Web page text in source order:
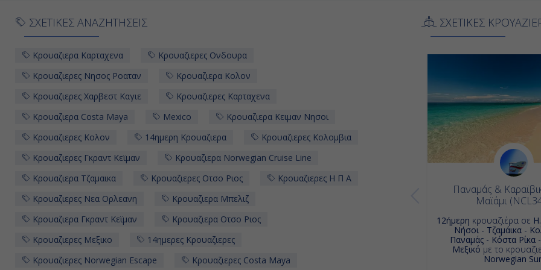
ΣΧΕΤΙΚΕΣ ΑΝΑΖΗΤΗΣΕΙΣ
Κρουαζιερα Καρταχενα
Κρουαζιερες Ονδουρα
Κρουαζιερες Νησος Ροαταν
Κρουαζιερα Κολον
Κρουαζιερες Χαρβεστ Καγιε
Κρουαζιερες Καρταχενα
Κρουαζιερα Costa Maya
Mexico
Κρουαζιερα Κειμαν Νησοι
Κρουαζιερες Κολον
14ημερη Κρουαζιερα
Κρουαζιερες Κολομβια
Κρουαζιερες Γκραντ Κεϊμαν
Κρουαζιερα Norwegian Cruise Line
Κρουαζιερα Τζαμαικα
Κρουαζιερες Οτσο Ριος
Κρουαζιερες Η Π Α
Κρουαζιερες Νεα Ορλεανη
Κρουαζιερα Μπελιζ
Κρουαζιερα Γκραντ Κεϊμαν
Κρουαζιερα Οτσο Ριος
Κρουαζιερες Μεξικο
14ημερες Κρουαζιερες
Κρουαζιερες Norwegian Escape
Κρουαζιερες Costa Maya
ΣΧΕΤΙΚΕΣ
Παναμάς &
Μαϊάμι
12ήμερη κρουαζιέρα σε
Νήσοι - Τζαμάικα -
Παναμάς - Κόστα Ρίκα
Μεξικό με το
Norwegian